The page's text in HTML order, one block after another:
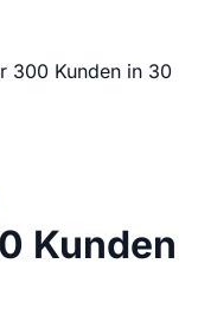
300 Kunden in 30
Kunden